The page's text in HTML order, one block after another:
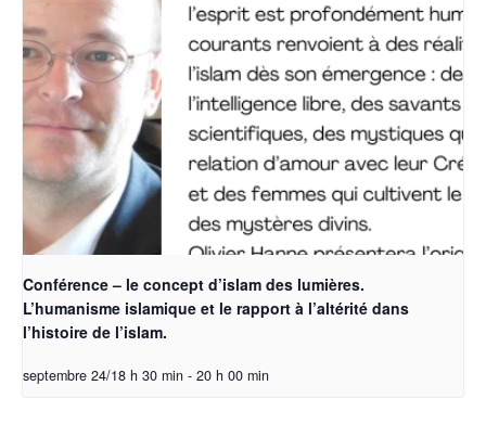
Conférence – le concept d’islam des lumières.
L’humanisme islamique et le rapport à l’altérité dans
l’histoire de l’islam.
septembre 24/18 h 30 min - 20 h 00 min